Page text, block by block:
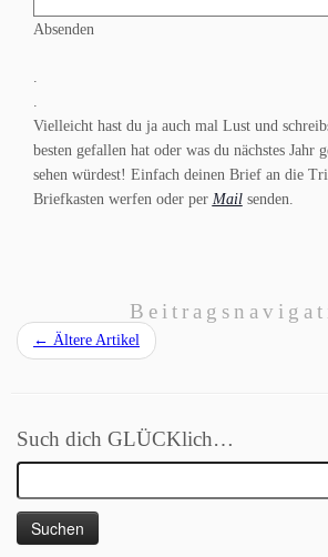
Absenden
Vielleicht hast du ja auch mal Lust und
besten gefallen hat oder was du nächstes Jahr
sehen würdest! Einfach deinen Brief an die
Briefkasten werfen oder per Mailsenden.
← Ältere Artikel
Such dich GLÜCKlich…
nach: